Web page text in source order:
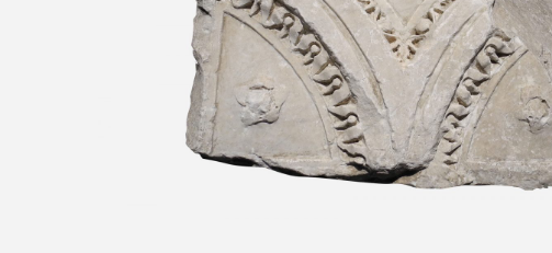
Roma, Coliseo Edad Imperial Parque
Coliseo, Roma